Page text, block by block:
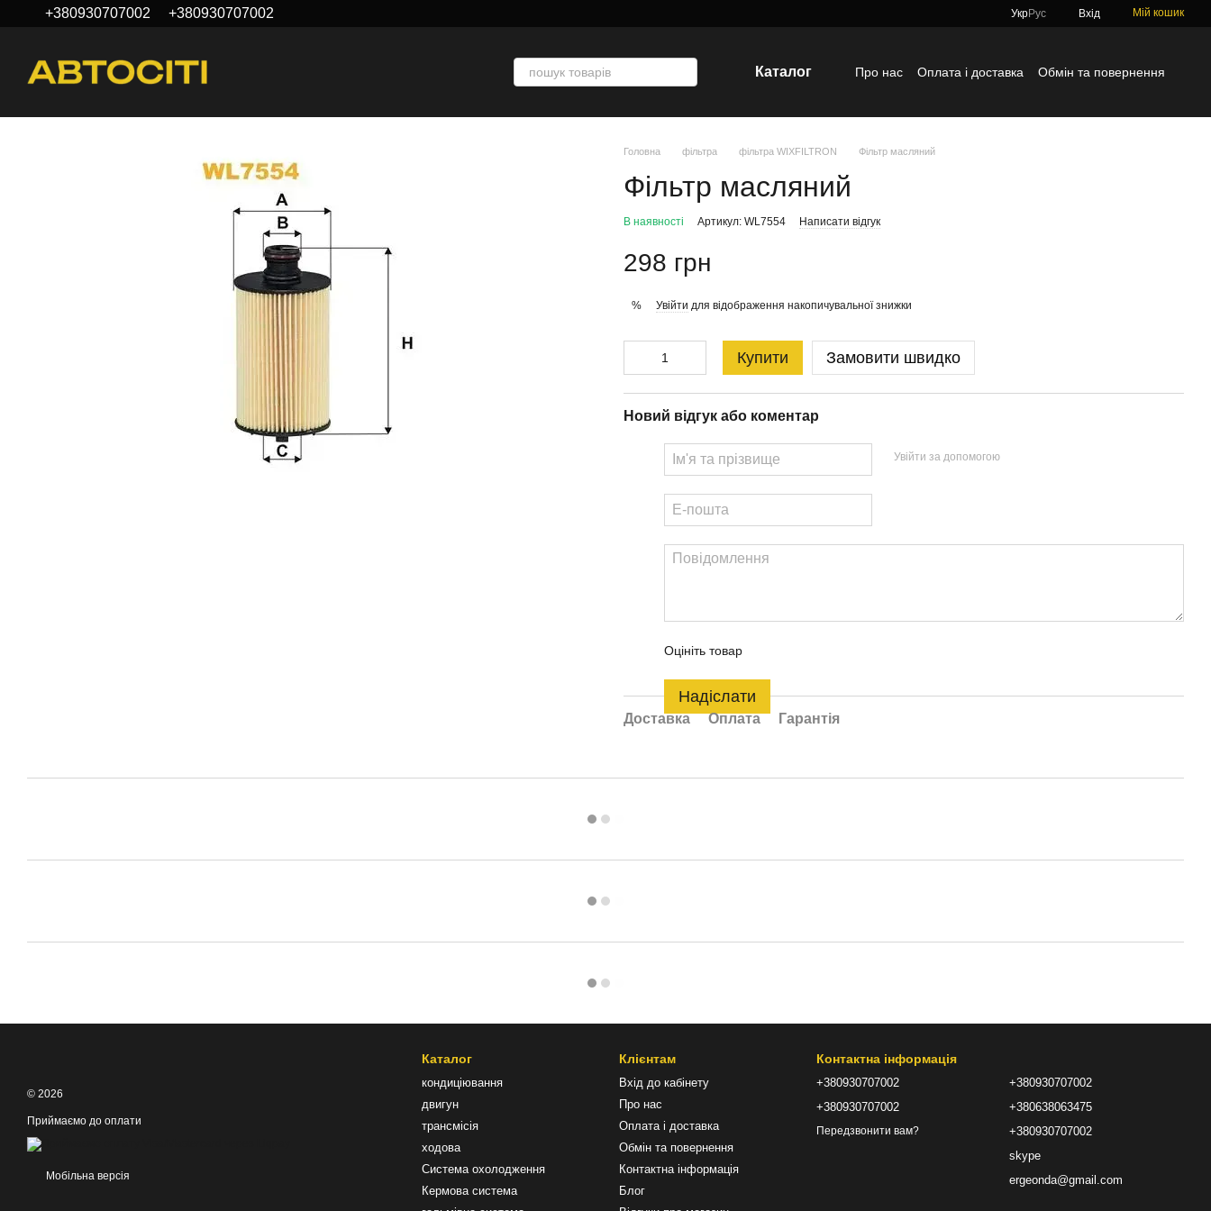
Перейти до основного контенту
+380930707002 +380930707002 УкрРус Вхід Мій кошик
Каталог Про нас Оплата і доставка
Обмін та повернення
Головна фільтра фільтра WIXFILTRON Фільтр масляний
Фільтр масляний
В наявності Артикул: WL7554 Написати відгук
298 грн
% Увійти для відображення накопичувальної знижки
Купити Замовити швидко
Новий відгук або коментар
Увійти за допомогою
Оцініть товар
Надіслати
Доставка Оплата Гарантія
© 2026
Приймаємо до оплати
Мобільна версія
Каталог
кондиціювання
двигун
трансмісія
ходова
Система охолодження
Кермова система
Клієнтам
Вхід до кабінету
Про нас
Оплата і доставка
Обмін та повернення
Контактна інформація
Блог
Контактна інформація
+380930707002
+380930707002
Передзвонити вам?
+380930707002
+380638063475
+380930707002
skype
ergeonda@gmail.com